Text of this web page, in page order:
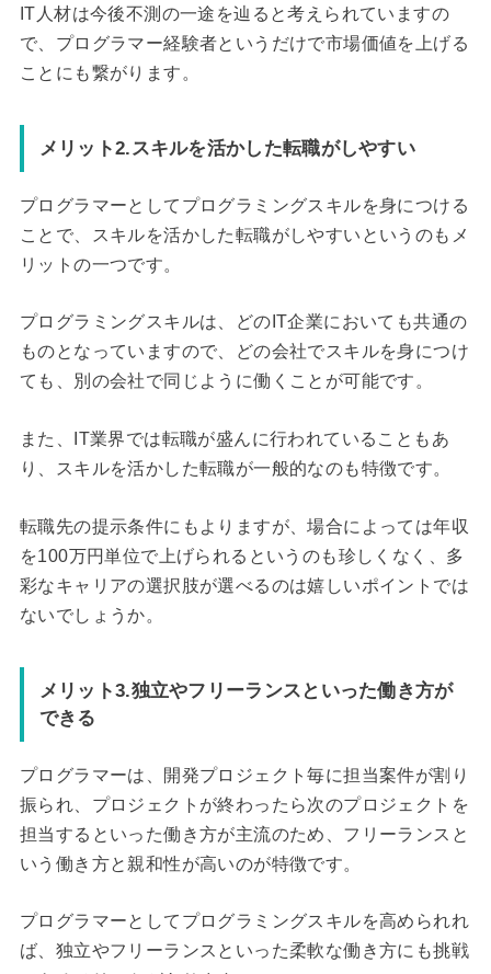
IT人材は今後不測の一途を辿ると考えられていますの
で、プログラマー経験者というだけで市場価値を上げる
ことにも繋がります。
メリット2.スキルを活かした転職がしやすい
プログラマーとしてプログラミングスキルを身につける
ことで、スキルを活かした転職がしやすいというのもメ
リットの一つです。
プログラミングスキルは、どのIT企業においても共通の
ものとなっていますので、どの会社でスキルを身につけ
ても、別の会社で同じように働くことが可能です。
また、IT業界では転職が盛んに行われていることもあ
り、スキルを活かした転職が一般的なのも特徴です。
転職先の提示条件にもよりますが、場合によっては年収
を100万円単位で上げられるというのも珍しくなく、多
彩なキャリアの選択肢が選べるのは嬉しいポイントでは
ないでしょうか。
メリット3.独立やフリーランスといった働き方が
できる
プログラマーは、開発プロジェクト毎に担当案件が割り
振られ、プロジェクトが終わったら次のプロジェクトを
担当するといった働き方が主流のため、フリーランスと
いう働き方と親和性が高いのが特徴です。
プログラマーとしてプログラミングスキルを高められれ
ば、独立やフリーランスといった柔軟な働き方にも挑戦